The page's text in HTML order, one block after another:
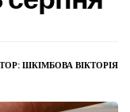
ШКІМБОВА ВІКТОРІЯ